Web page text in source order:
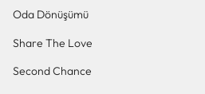
Oda Dönüşümü
Share The Love
Second Chance